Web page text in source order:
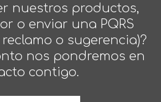
nuestros productos,
o enviar una PQRS
o sugerencia)?
nos pondremos en
contigo.